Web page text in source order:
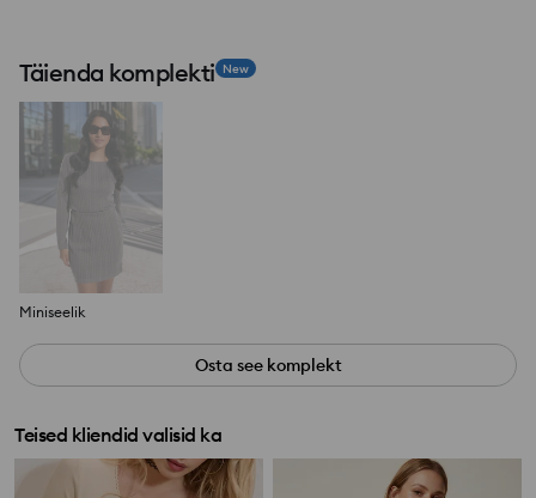
Täienda komplekti New
Miniseelik
Osta see komplekt
Teised kliendid valisid ka